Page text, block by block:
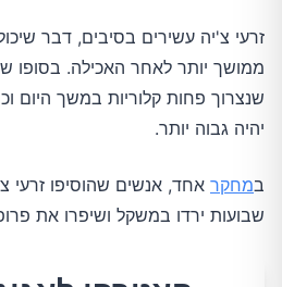
זרעי צ'יה עשירים בסיבים, דבר
ממושך יותר לאחר האכילה. בסופו
שנצרוך פחות קלוריות במשך היום
יהיה גבוה יותר.
במחקר
שבועות ירדו במשקל ושיפרו את